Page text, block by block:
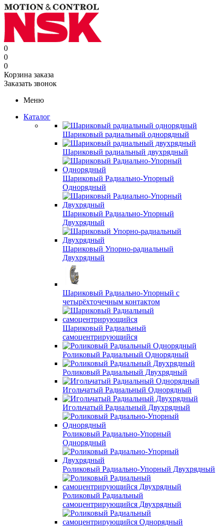
0
0
0
Корзина заказа
Заказать звонок
Меню
Каталог
Шариковый радиальный однорядный
Шариковый радиальный двухрядный
Шариковый Радиально-Упорный
Однорядный
Шариковый Радиально-Упорный
Двухрядный
Шариковый Упорно-радиальный
Двухрядный
Шариковый Радиально-Упорный с
четырёхточечным контактом
Шариковый Радиальный
самоцентрирующийся
Роликовый Радиальный Однорядный
Роликовый Радиальный Двухрядный
Игольчатый Радиальный Однорядный
Игольчатый Радиальный Двухрядный
Роликовый Радиально-Упорный
Однорядный
Роликовый Радиально-Упорный Двухрядный
Роликовый Радиальный
самоцентрирующийся Двухрядный